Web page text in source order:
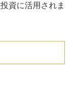
投資に活用されま